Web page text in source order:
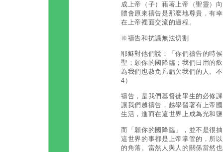
成上帝（子）藉著上帝（聖靈）
體會原來禱告是那麼地尊貴，有
在上帝裡面交流的過程。
※禱告和抗議無法切割
耶穌對他們說：「你們禱告的時
聖；願你的國降臨；我們日用的
為我們也赦免凡虧欠我們的人。
4）
禱告，是我們基督徒畢生的必修
讓我們越禱告，越學習著有上帝
生活，進而在這世界上成為光和
而「願你的國降臨」，並不是很
這世界的事都是上帝掌管的，所
的角落。當然人與人的關係當然